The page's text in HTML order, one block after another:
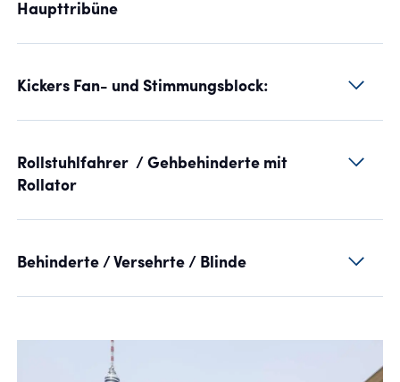
Haupttribüne
Kickers Fan- und Stimmungsblock:
Rollstuhlfahrer / Gehbehinderte mit
Rollator
Behinderte / Versehrte / Blinde